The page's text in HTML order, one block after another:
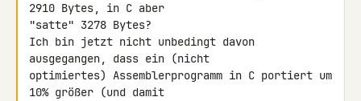
2910 Bytes, in C aber
"satte" 3278 Bytes?
Ich bin jetzt nicht unbedingt davon
ausgegangen, dass ein (nicht
optimiertes) Assemblerprogramm in C portiert um
10% größer (und damit